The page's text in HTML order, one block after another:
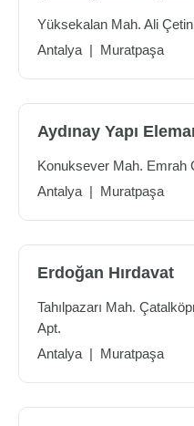
Yüksekalan Mah. Ali
Antalya | Muratpaşa
Aydınay Yapı
Konuksever Mah. Emrah
Antalya | Muratpaşa
Erdoğan Hırdavat
Tahılpazarı Mah.
Apt.
Antalya | Muratpaşa